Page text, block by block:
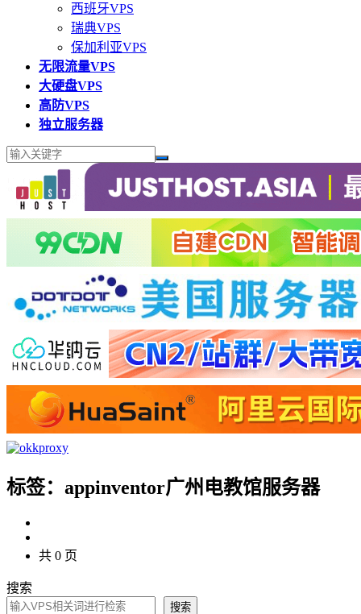
西班牙VPS
瑞典VPS
保加利亚VPS
无限流量VPS
大硬盘VPS
高防VPS
独立服务器
标签：appinventor广州电教馆服务器
共 0 页
搜索
搜索